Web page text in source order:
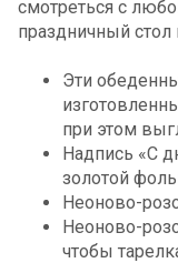
смотреться с
праздничный
Эти
при этом
Надпись «С
золотой
Неоново-
Неоново-
чтобы